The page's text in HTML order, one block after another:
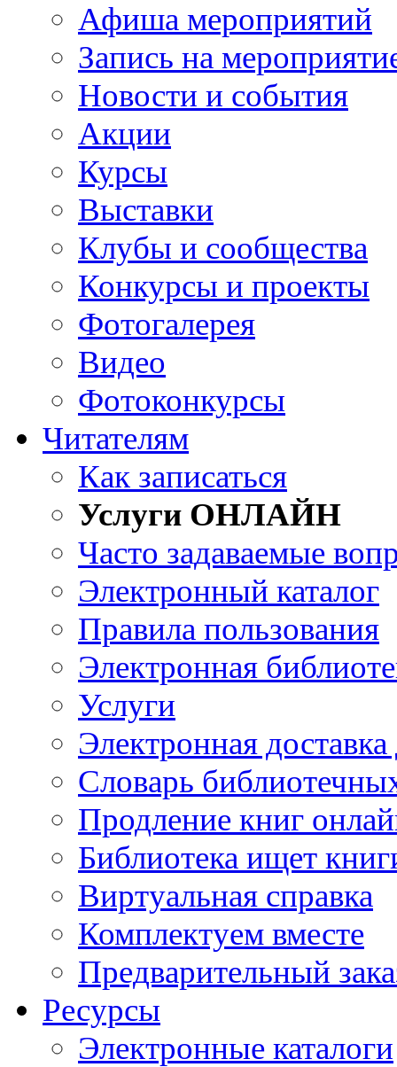
Афиша мероприятий
Запись на
Новости и события
Акции
Курсы
Выставки
Клубы и сообщества
Конкурсы и проекты
Фотогалерея
Видео
Фотоконкурсы
Читателям
Как записаться
Услуги ОНЛАЙН
Часто задаваемые
Электронный каталог
Правила пользования
Электронная
Услуги
Электронная
Словарь
Продление книг
Библиотека ищет
Виртуальная справка
Комплектуем вместе
Предварительный
Ресурсы
Электронные каталоги